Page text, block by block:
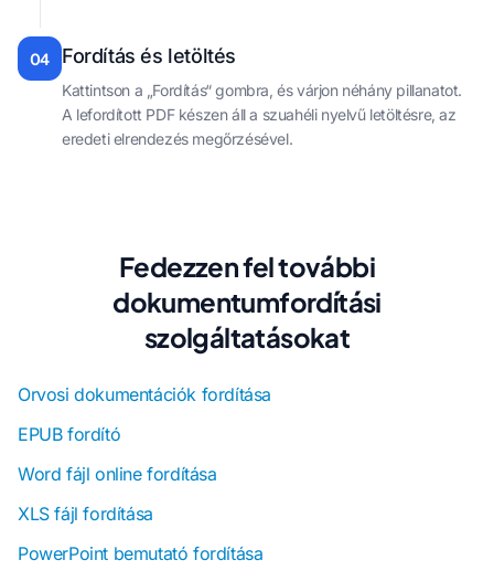
04 Fordítás és letöltés
Kattintson a „Fordítás“ gombra, és várjon néhány pillanatot.
A lefordított PDF készen áll a szuahéli nyelvű letöltésre, az
eredeti elrendezés megőrzésével.
Fedezzen fel további
dokumentumfordítási
szolgáltatásokat
Orvosi dokumentációk fordítása
EPUB fordító
Word fájl online fordítása
XLS fájl fordítása
PowerPoint bemutató fordítása